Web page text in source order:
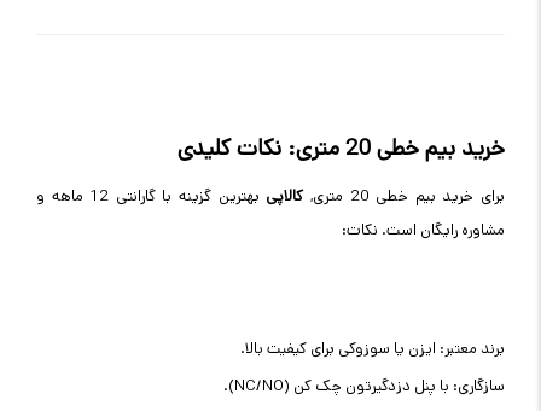
خرید بیم خطی 20 متری: نکات کلیدی
برای خرید بیم خطی 20 متری, کالاپی
بهترین گزینه با گارانتی 12 ماهه و
مشاوره رایگان است. نکات:
برند معتبر: ایزن یا سوزوکی برای کیفیت بالا.
سازگاری: با پنل دزدگیرتون چک کن (NC/NO).